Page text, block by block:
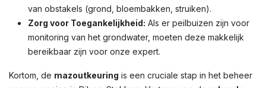
van obstakels (grond, bloembakken, struiken).
Zorg voor Toegankelijkheid: Als er peilbuizen zijn voor
monitoring van het grondwater, moeten deze makkelijk
bereikbaar zijn voor onze expert.
Kortom, de mazoutkeuring is een cruciale stap in het beheer